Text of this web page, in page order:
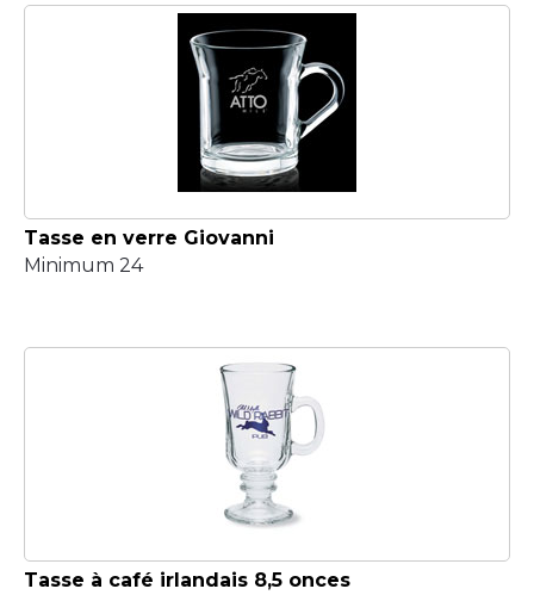
Tasse en verre Giovanni
Minimum 24
Tasse à café irlandais 8,5 onces